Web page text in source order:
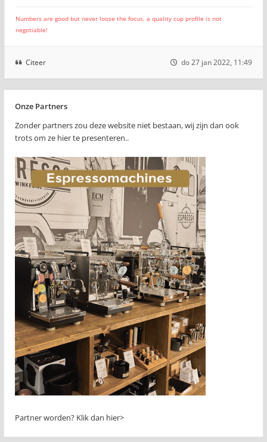
Numbers are good but never loose the focus, a quality cup profile is not
negotiable!
Citeer do 27 jan 2022, 11:49
Onze Partners
Zonder partners zou deze website niet bestaan, wij zijn dan ook
trots om ze hier te presenteren..
Partner worden? Klik dan hier>